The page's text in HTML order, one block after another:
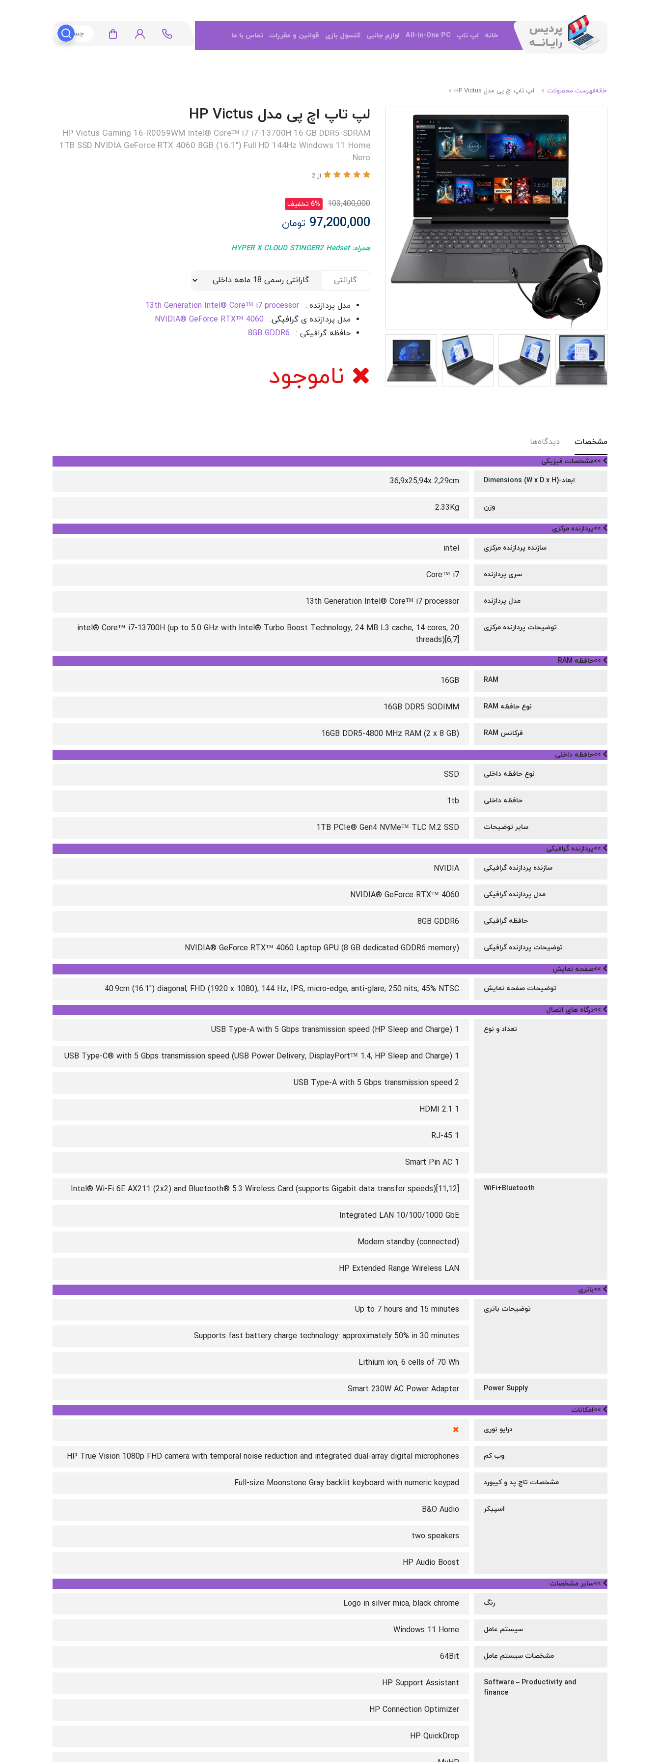
خانه لپ تاپ All-in-One PC لوازم جانبی کنسول بازی قوانین و مقررات تماس با ما
خانهفهرست محصولات لپ تاپ اچ پی مدل HP Victus
لپ تاپ اچ پی مدل HP Victus
HP Victus Gaming 16-R0059WM Intel® Core™ i7 i7-13700H 16 GB DDR5-SDRAM
1TB SSD NVIDIA GeForce RTX 4060 8GB (16.1") Full HD 144Hz Windows 11 Home
Nero
از 2
103,400,000 6% تخفیف
97,200,000 تومان
همراه: HYPER X CLOUD STINGER2 Hedset
گارانتی
مدل پردازنده :
13th Generation Intel® Core™ i7 processor
مدل پردازنده ی گرافیگی:
NVIDIA® GeForce RTX™ 4060
حافظه گرافیکی :
8GB GDDR6
ناموجود
مشخصات دیدگاه‌ها
>>مشخصات فیزیکی
ابعاد-Dimensions (W x D x H) 36,9x25,94x 2,29cm
وزن 2.33Kg
>>پردازنده مرکزی
سازنده پردازنده مرکزی intel
سری پردازنده Core™ i7
مدل پردازنده 13th Generation Intel® Core™ i7 processor
توضیحات پردازنده مرکزی
intel® Core™ i7-13700H (up to 5.0 GHz with Intel® Turbo Boost Technology, 24 MB L3 cache, 14 cores, 20
threads)[6,7]
>>حافظه RAM
RAM
16GB
نوع حافظه RAM 16GB DDR5 SODIMM
فرکانس RAM 16GB DDR5-4800 MHz RAM (2 x 8 GB)
>>حافظه داخلی
نوع حافظه داخلی SSD
حافظه داخلی 1tb
سایر توضیحات 1TB PCIe® Gen4 NVMe™ TLC M.2 SSD
>>پردازنده گرافیکی
سازنده پردازنده گرافیکی NVIDIA
مدل پردازنده گرافیکی NVIDIA® GeForce RTX™ 4060
حافظه گرافیکی 8GB GDDR6
توضیحات پردازنده گرافیکی NVIDIA® GeForce RTX™ 4060 Laptop GPU (8 GB dedicated GDDR6 memory)
>>صفحه نمایش
توضیحات صفحه نمایش 40.9cm (16.1") diagonal, FHD (1920 x 1080), 144 Hz, IPS, micro-edge, anti-glare, 250 nits, 45% NTSC
>>درگاه های اتصال
تعداد و نوع 1 USB Type-A with 5 Gbps transmission speed (HP Sleep and Charge)
1 USB Type-C® with 5 Gbps transmission speed (USB Power Delivery, DisplayPort™ 1.4, HP Sleep and Charge)
2 USB Type-A with 5 Gbps transmission speed
1 HDMI 2.1
1 RJ-45
1 Smart Pin AC
WiFi+Bluetooth
Intel® Wi-Fi 6E AX211 (2x2) and Bluetooth® 5.3 Wireless Card (supports Gigabit data transfer speeds)[11,12]
Integrated LAN 10/100/1000 GbE
Modern standby (connected)
HP Extended Range Wireless LAN
>>باتری
توضیحات باتری Up to 7 hours and 15 minutes
Supports fast battery charge technology: approximately 50% in 30 minutes
Lithium ion, 6 cells of 70 Wh
Power Supply
Smart 230W AC Power Adapter
>>امکانات
درایو نوری
وب کم HP True Vision 1080p FHD camera with temporal noise reduction and integrated dual-array digital microphones
مشخصات تاچ پد و کیبورد Full-size Moonstone Gray backlit keyboard with numeric keypad
اسپیکر B&O Audio
two speakers
HP Audio Boost
>>سایر مشخصات
رنگ Logo in silver mica, black chrome
سیستم عامل Windows 11 Home
مشخصات سیستم عامل 64Bit
Software – Productivity and
finance
HP Support Assistant
HP Connection Optimizer
HP QuickDrop